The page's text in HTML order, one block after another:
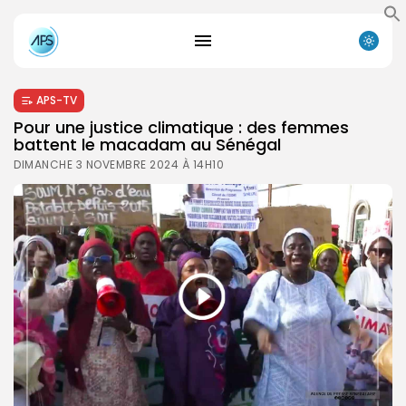
APS-TV
Pour une justice climatique : des femmes
battent le macadam au Sénégal
DIMANCHE 3 NOVEMBRE 2024 À 14H10